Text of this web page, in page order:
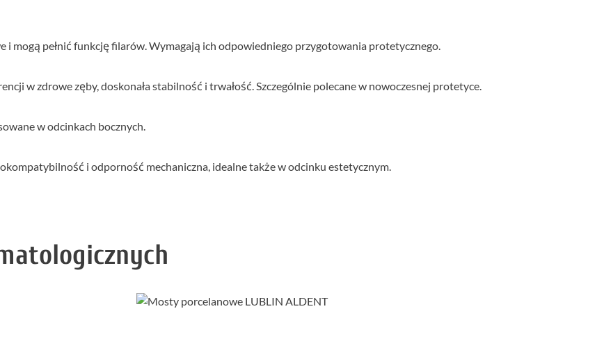
i mogą pełnić funkcję filarów. Wymagają ich odpowiedniego przygotowania protetycznego.
w zdrowe zęby, doskonała stabilność i trwałość. Szczególnie polecane w nowoczesnej protetyce.
w odcinkach bocznych.
i odporność mechaniczna, idealne także w odcinku estetycznym.